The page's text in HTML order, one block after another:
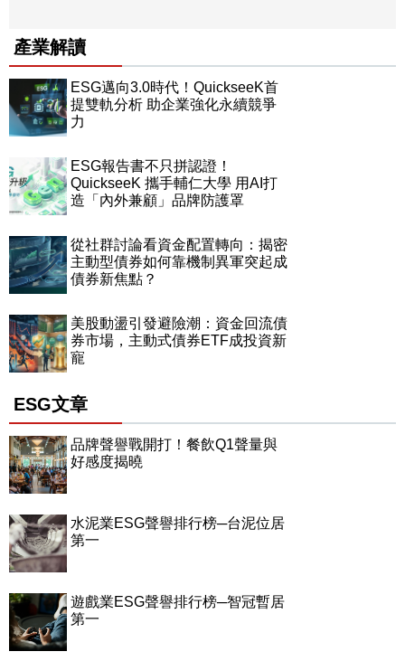
產業解讀
ESG邁向3.0時代！QuickseeK首
提雙軌分析 助企業強化永續競爭
力
ESG報告書不只拼認證！
QuickseeK 攜手輔仁大學 用AI打
造「內外兼顧」品牌防護罩
從社群討論看資金配置轉向：揭密
主動型債券如何靠機制異軍突起成
債券新焦點？
美股動盪引發避險潮：資金回流債
券市場，主動式債券ETF成投資新
寵
ESG文章
品牌聲譽戰開打！餐飲Q1聲量與
好感度揭曉
水泥業ESG聲譽排行榜─台泥位居
第一
遊戲業ESG聲譽排行榜─智冠暫居
第一